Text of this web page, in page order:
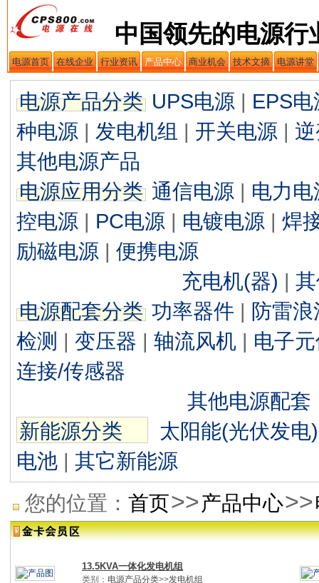
中国领先的电源行
电源首页 在线企业 行业资讯 产品中心 商业机会 技术文摘 电源讲堂
电源产品分类 UPS电源 | EPS电
种电源 | 发电机组 | 开关电源 |
其他电源产品
电源应用分类 通信电源 | 电力电
控电源 | PC电源 | 电镀电源 | 焊
励磁电源 | 便携电源
充电机(器) |
电源配套分类 功率器件 | 防雷浪
检测 | 变压器 | 轴流风机 | 电子
连接/传感器
其他电源配套
新能源分类
太阳能(光伏发电)
电池 | 其它新能源
您的位置： 首页>>产品中心>>
13.5KVA一体化发电机组
类别： 电源产品分类>>发电机组